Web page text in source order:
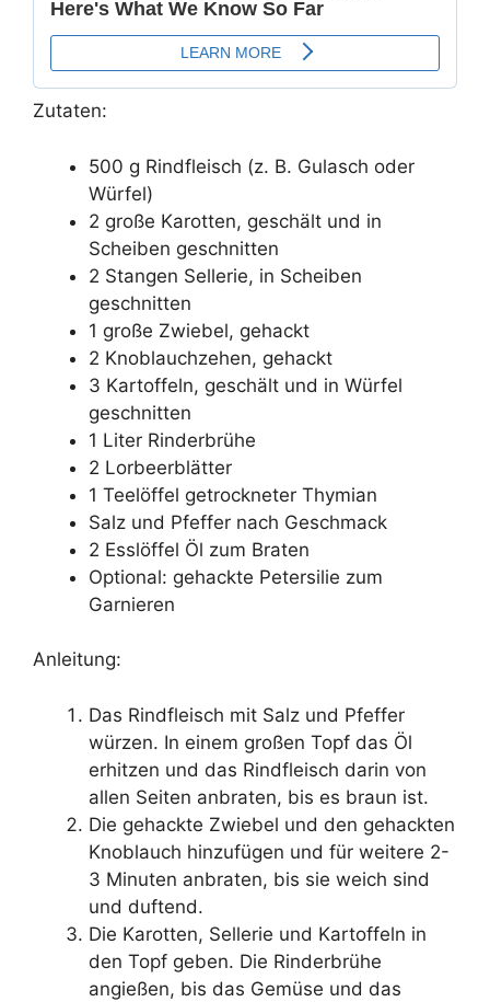
Zutaten:
500 g Rindfleisch (z. B. Gulasch oder
Würfel)
2 große Karotten, geschält und in
Scheiben geschnitten
2 Stangen Sellerie, in Scheiben
geschnitten
1 große Zwiebel, gehackt
2 Knoblauchzehen, gehackt
3 Kartoffeln, geschält und in Würfel
geschnitten
1 Liter Rinderbrühe
2 Lorbeerblätter
1 Teelöffel getrockneter Thymian
Salz und Pfeffer nach Geschmack
2 Esslöffel Öl zum Braten
Optional: gehackte Petersilie zum
Garnieren
Anleitung:
Das Rindfleisch mit Salz und Pfeffer
würzen. In einem großen Topf das Öl
erhitzen und das Rindfleisch darin von
allen Seiten anbraten, bis es braun ist.
Die gehackte Zwiebel und den gehackten
Knoblauch hinzufügen und für weitere 2-
3 Minuten anbraten, bis sie weich sind
und duftend.
Die Karotten, Sellerie und Kartoffeln in
den Topf geben. Die Rinderbrühe
angießen, bis das Gemüse und das